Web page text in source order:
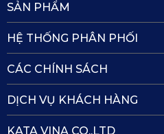
SẢN PHẨM
HỆ THỐNG PHÂN PHỐI
CÁC CHÍNH SÁCH
DỊCH VỤ KHÁCH HÀNG
KATA VINA CO.,LTD